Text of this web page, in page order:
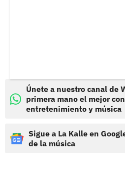
Únete a nuestro canal de
primera mano el mejor
entretenimiento y música
Sigue a La Kalle en
de la música